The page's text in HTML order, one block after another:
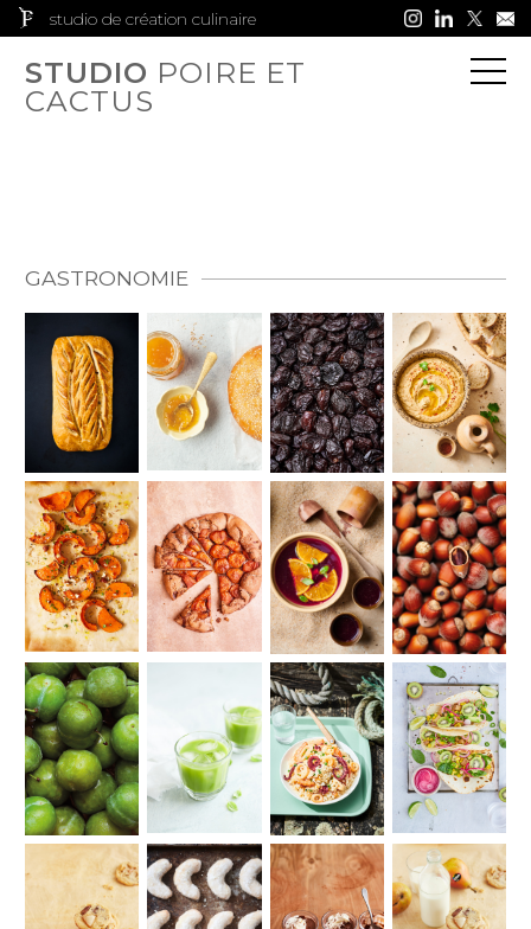
studio de création culinaire
STUDIO POIRE ET
CACTUS
GASTRONOMIE